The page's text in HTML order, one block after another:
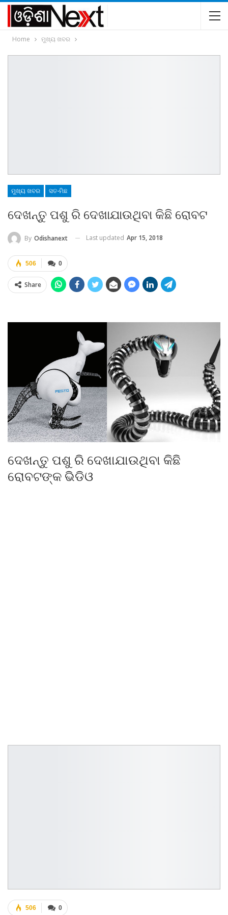
Home ମୁଖ୍ୟ ଖବର
ମୁଖ୍ୟ ଖବର ସତ-ମିଛ
ଦେଖନ୍ତୁ ପଶୁ ରି ଦେଖାଯାଉଥିବା କିଛି ରୋବଟ
By Odishanext Last updated Apr 15, 2018
0
506
Share
ଦେଖନ୍ତୁ ପଶୁ ରି ଦେଖାଯାଉଥିବା କିଛି
ରୋବଟଙ୍କ ଭିଡିଓ
0
506